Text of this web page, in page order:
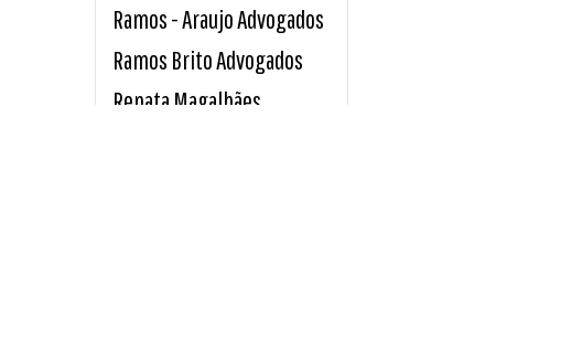
Ramos - Araujo Advogados
Ramos Brito Advogados
Renata Magalhães